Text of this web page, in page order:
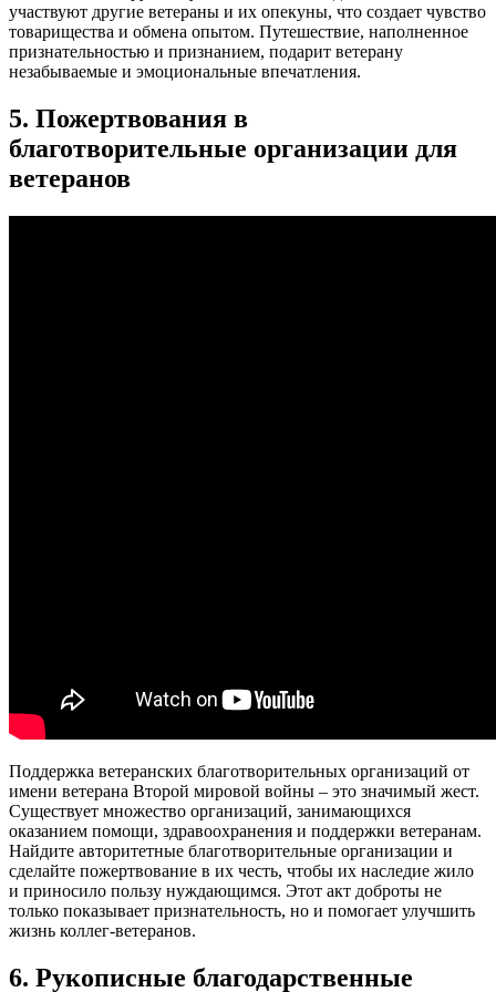
участвуют другие ветераны и их опекуны, что создает чувство
товарищества и обмена опытом. Путешествие, наполненное
признательностью и признанием, подарит ветерану
незабываемые и эмоциональные впечатления.
5. Пожертвования в
благотворительные организации для
ветеранов
Поддержка ветеранских благотворительных организаций от
имени ветерана Второй мировой войны – это значимый жест.
Существует множество организаций, занимающихся
оказанием помощи, здравоохранения и поддержки ветеранам.
Найдите авторитетные благотворительные организации и
сделайте пожертвование в их честь, чтобы их наследие жило
и приносило пользу нуждающимся. Этот акт доброты не
только показывает признательность, но и помогает улучшить
жизнь коллег-ветеранов.
6. Рукописные благодарственные